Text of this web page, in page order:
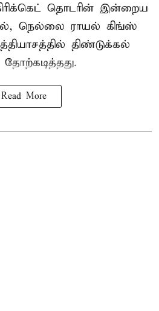
தொடரின் இன்றைய
நெல்லை ராயல் கிங்ஸ்
திண்டுக்கல்
Read More